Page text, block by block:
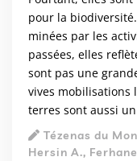
pour la
minées par les
passées, elles
sont pas une
vives mobilisations
terres sont aussi
Tézenas du
Hersin A.,